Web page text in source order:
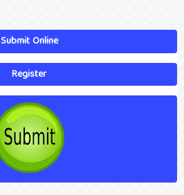
Submit Online
Register